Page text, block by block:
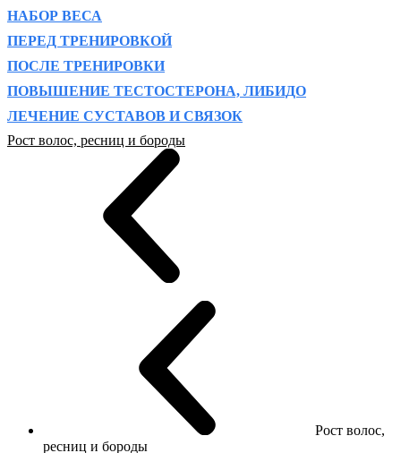
НАБОР ВЕСА
ПЕРЕД ТРЕНИРОВКОЙ
ПОСЛЕ ТРЕНИРОВКИ
ПОВЫШЕНИЕ ТЕСТОСТЕРОНА, ЛИБИДО
ЛЕЧЕНИЕ СУСТАВОВ И СВЯЗОК
Рост волос, ресниц и бороды
Рост волос,
ресниц и бороды